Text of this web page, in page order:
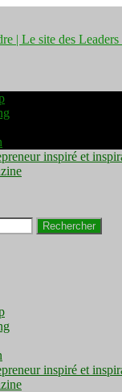
inspiré et
inspiré et